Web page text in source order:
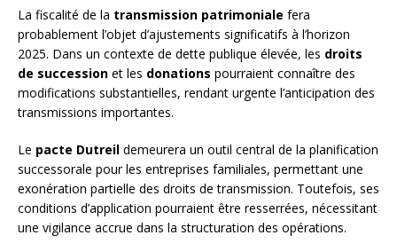
La fiscalité de la transmission patrimoniale fera
probablement l’objet d’ajustements significatifs à l’horizon
2025. Dans un contexte de dette publique élevée, les droits
de succession et les donations pourraient connaître des
modifications substantielles, rendant urgente l’anticipation des
transmissions importantes.
Le pacte Dutreil demeurera un outil central de la planification
successorale pour les entreprises familiales, permettant une
exonération partielle des droits de transmission. Toutefois, ses
conditions d’application pourraient être resserrées, nécessitant
une vigilance accrue dans la structuration des opérations.